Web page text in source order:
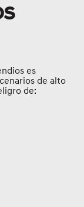
es
de alto
de: